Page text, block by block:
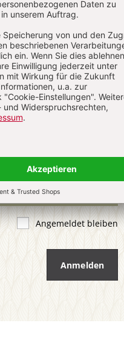
KOMMENTIEREN
Angemeldet bleiben
Anmelden